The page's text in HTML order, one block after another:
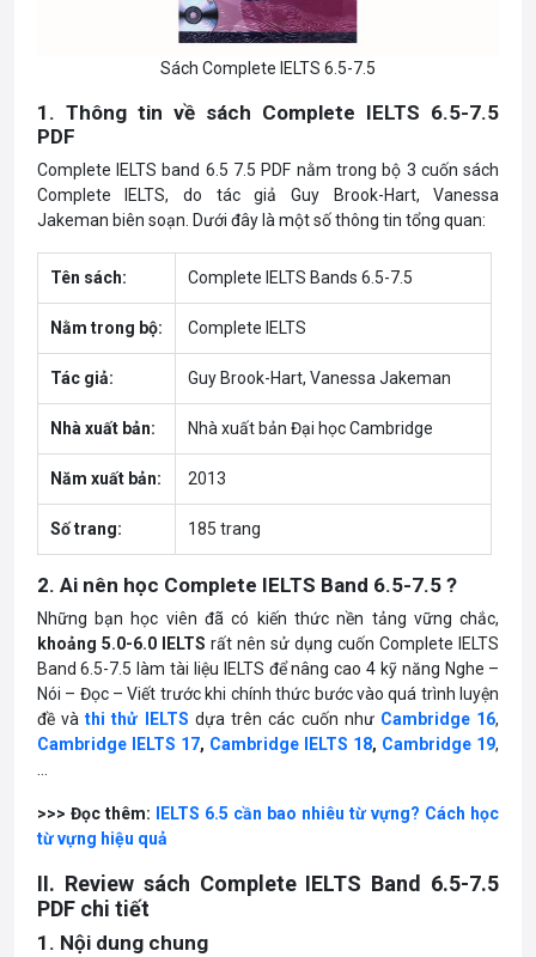
Sách Complete IELTS 6.5-7.5
1. Thông tin về sách Complete IELTS 6.5-7.5
PDF
Complete IELTS band 6.5 7.5 PDF nằm trong bộ 3 cuốn sách
Complete IELTS, do tác giả Guy Brook-Hart, Vanessa
Jakeman biên soạn. Dưới đây là một số thông tin tổng quan:
Tên sách: Complete IELTS Bands 6.5-7.5
Nằm trong bộ: Complete IELTS
Tác giả: Guy Brook-Hart, Vanessa Jakeman
Nhà xuất bản: Nhà xuất bản Đại học Cambridge
Năm xuất bản: 2013
Số trang: 185 trang
2. Ai nên học Complete IELTS Band 6.5-7.5 ?
Những bạn học viên đã có kiến thức nền tảng vững chắc,
khoảng 5.0-6.0 IELTS rất nên sử dụng cuốn Complete IELTS
Band 6.5-7.5 làm tài liệu IELTS để nâng cao 4 kỹ năng Nghe –
Nói – Đọc – Viết trước khi chính thức bước vào quá trình luyện
đề vàthi thử IELTS dựa trên các cuốn như Cambridge 16,
Cambridge IELTS 17, Cambridge IELTS 18, Cambridge 19,
>>> Đọc thêm:
IELTS 6.5 cần bao nhiêu từ vựng? Cách học
từ vựng hiệu quả
II. Review sách Complete IELTS Band 6.5-7.5
PDF chi tiết
1. Nội dung chung